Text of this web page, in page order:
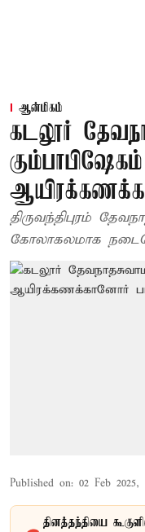
ஆன்மிகம்
கடலூர்
திருவந்திபுரம்
கோலாகலமாக
Published on: 02 Feb 2025,
தினத்தந்தியை